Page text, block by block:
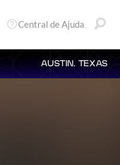
Central de Ajuda
AUSTIN, TEXAS